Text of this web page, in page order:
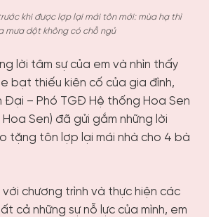
khi được lợp lại mái tôn mới: mùa hạ thì
mưa dột không có chỗ ngủ
lời tâm sự của em và nhìn thấy
bạt thiếu kiên cố của gia đình,
Đại – Phó TGĐ Hệ thống Hoa Sen
Sen) đã gửi gắm những lời
tặng tôn lợp lại mái nhà cho 4 bà
với chương trình và thực hiện các
cả những sự nỗ lực của mình, em